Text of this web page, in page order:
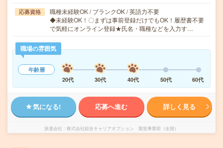
応募資格
職種未経験OK / ブランクOK / 英語力不要
◆未経験OK！〇まずは事前登録だけでもOK！履歴書不要
で気軽にオンライン登録★氏名・職種などを入力す…
職場の雰囲気
年齢層
20代
30代 40代 50代 60代
気になる! 応募へ進む 詳しく見る
派遣会社 株式会社綜合キャリアオプション 製造事業部（全国）